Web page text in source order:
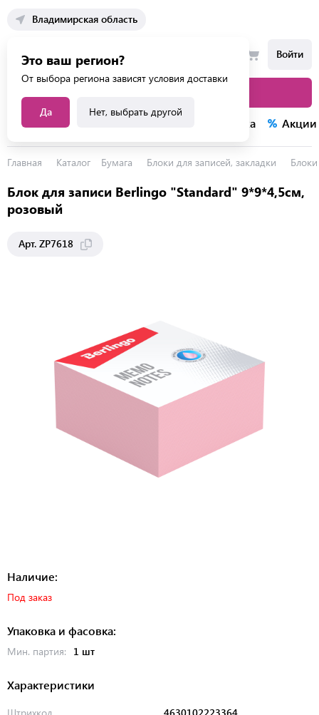
Владимирская область
Это ваш регион?
От выбора региона зависят условия доставки
Да Нет, выбрать другой
Войти
Каталог услуг Распродажа Акции
Главная Каталог Бумага Блоки для записей, закладки
Блок для записи Berlingo "Standard" 9*9*4,5см,
розовый
Арт. ZP7618
Наличие:
Под заказ
Упаковка и фасовка:
Мин. партия: 1 шт
Характеристики
Штрихкод 4630102223364